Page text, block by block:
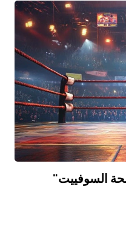
السوفييت"